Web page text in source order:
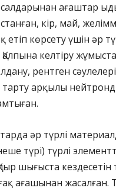
ағаштар
кір, май,
етіп көрсету үшін әр
келтіру
рентген
арқылы
әр түрлі
түрі) түрлі
шығыста кездесетін
ағашынан жасалған.